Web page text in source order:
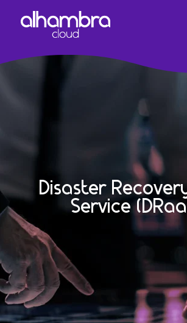
Disaster
Service